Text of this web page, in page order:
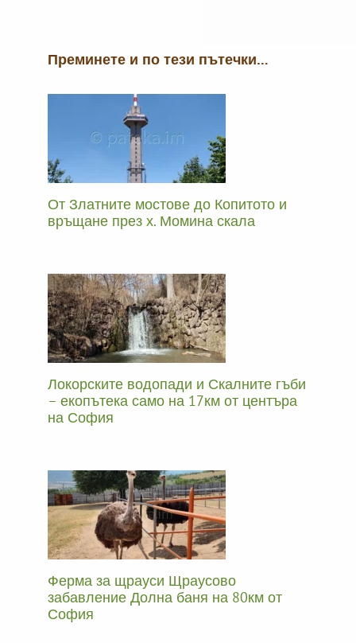
Преминете и по тези пътечки…
От Златните мостове до Копитото и
връщане през х. Момина скала
Локорските водопади и Скалните гъби
– екопътека само на 17км от центъра
на София
Ферма за щрауси Щраусово
забавление Долна баня на 80км от
София